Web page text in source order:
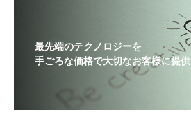
最先端のテクノロジーを
手ごろな価格で大切なお客様に提供